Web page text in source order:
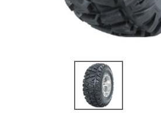
APERÇU RAPIDE